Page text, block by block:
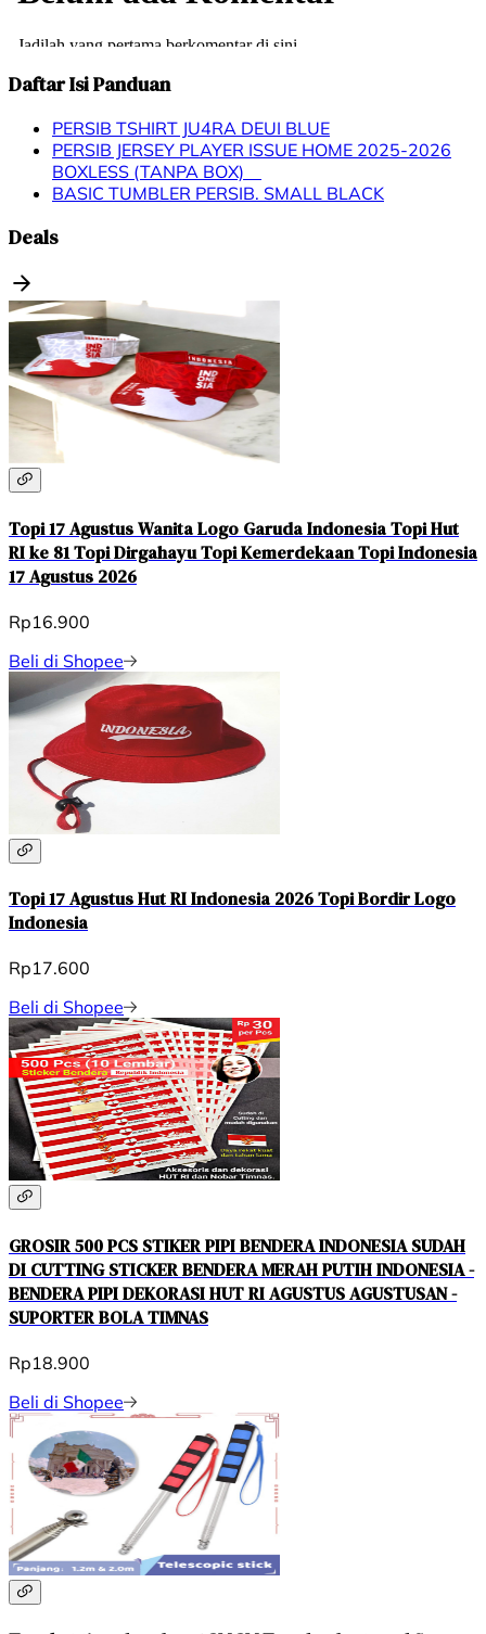
Daftar Isi Panduan
PERSIB TSHIRT JU4RA DEUI BLUE
PERSIB JERSEY PLAYER ISSUE HOME 2025-2026
BOXLESS (TANPA BOX)
BASIC TUMBLER PERSIB. SMALL BLACK
Deals
Topi 17 Agustus Wanita Logo Garuda Indonesia Topi Hut
RI ke 81 Topi Dirgahayu Topi Kemerdekaan Topi Indonesia
17 Agustus 2026
Rp16.900
Beli di Shopee
Topi 17 Agustus Hut RI Indonesia 2026 Topi Bordir Logo
Indonesia
Rp17.600
Beli di Shopee
GROSIR 500 PCS STIKER PIPI BENDERA INDONESIA SUDAH
DI CUTTING STICKER BENDERA MERAH PUTIH INDONESIA -
BENDERA PIPI DEKORASI HUT RI AGUSTUS AGUSTUSAN -
SUPORTER BOLA TIMNAS
Rp18.900
Beli di Shopee